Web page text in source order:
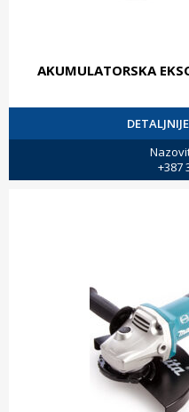
AKUMULATORSKA
+387